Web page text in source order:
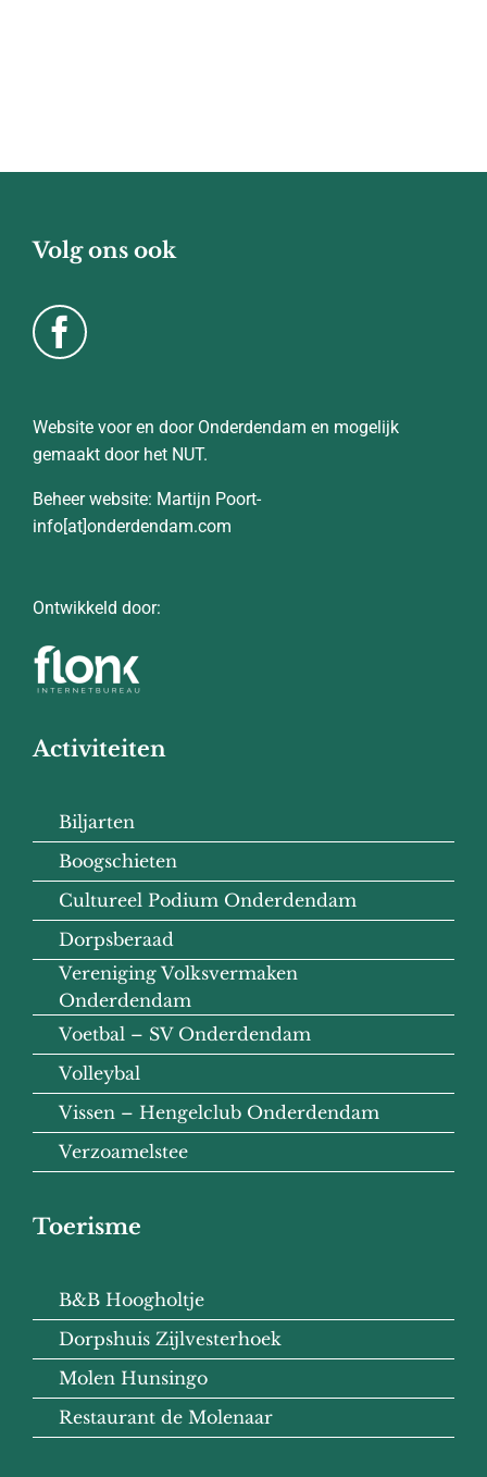
Volg ons ook
Website voor en door Onderdendam en mogelijk
gemaakt door het NUT.
Beheer website: Martijn Poort-
info[at]onderdendam.com
Ontwikkeld door:
Activiteiten
Biljarten
Boogschieten
Cultureel Podium Onderdendam
Dorpsberaad
Vereniging Volksvermaken
Onderdendam
Voetbal – SV Onderdendam
Volleybal
Vissen – Hengelclub Onderdendam
Verzoamelstee
Toerisme
B&B Hoogholtje
Dorpshuis Zijlvesterhoek
Molen Hunsingo
Restaurant de Molenaar